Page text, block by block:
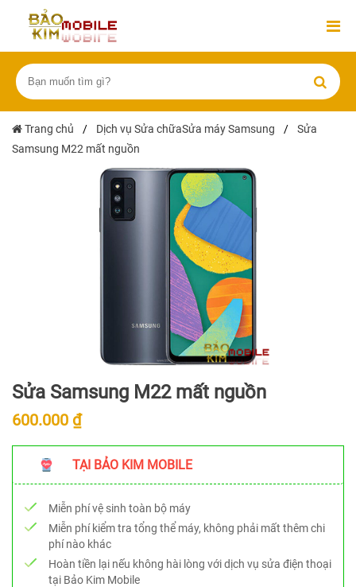
Trang chủ / Dịch vụ Sửa chữaSửa máy Samsung /
Sửa
Samsung M22 mất nguồn
Sửa Samsung M22 mất nguồn
600.000 ₫
TẠI BẢO KIM MOBILE
Miễn phí vệ sinh toàn bộ máy
Miễn phí kiểm tra tổng thể máy, không phải mất thêm chi
phí nào khác
Hoàn tiền lại nếu không hài lòng với dịch vụ sửa điện thoại
tại Bảo Kim Mobile